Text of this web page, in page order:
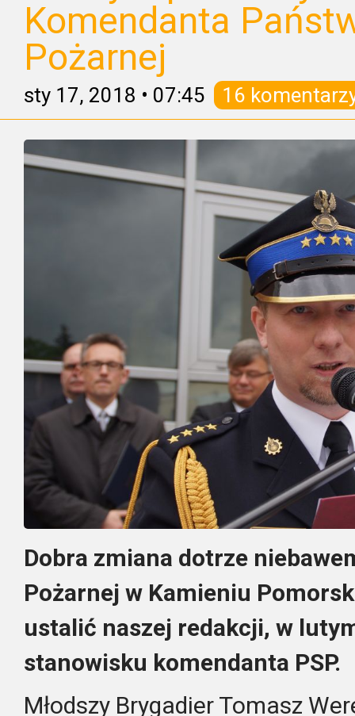
Komendanta
Pożarnej
sty 17, 2018 • 07:45 16
Dobra zmiana dotrze
Pożarnej w Kamieniu
ustalić naszej redakcji, w
stanowisku komendanta PSP.
Młodszy Brygadier Tomasz